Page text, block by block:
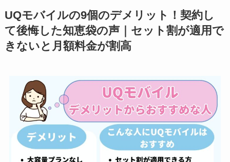
UQモバイルの9個のデメリット！契約し
て後悔した知恵袋の声｜セット割が適用で
きないと月額料金が割高